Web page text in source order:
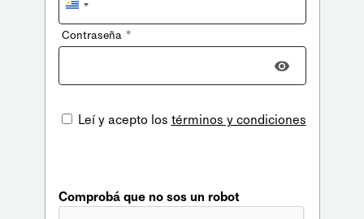
Uruguay
+598
Contraseña *
Leí y acepto los términos y condiciones
Comprobá que no sos un robot